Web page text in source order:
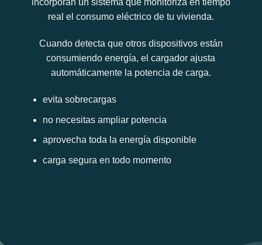
incorporan un sistema que monitoriza en tiempo
real el consumo eléctrico de tu vivienda.
Cuando detecta que otros dispositivos están
consumiendo energía, el cargador ajusta
automáticamente la potencia de carga.
evita sobrecargas
no necesitas ampliar potencia
aprovecha toda la energía disponible
carga segura en todo momento